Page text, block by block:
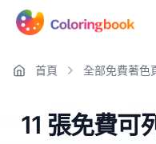
首頁 全部免費著色
11 張免費可